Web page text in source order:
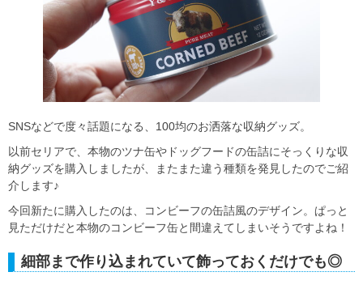
SNSなどで度々話題になる、100均のお洒落な収納グッズ。
以前セリアで、本物のツナ缶やドッグフードの缶詰にそっくりな収
納グッズを購入しましたが、またまた違う種類を発見したのでご紹
介します♪
今回新たに購入したのは、コンビーフの缶詰風のデザイン。ぱっと
見ただけだと本物のコンビーフ缶と間違えてしまいそうですよね！
細部まで作り込まれていて飾っておくだけでも◎